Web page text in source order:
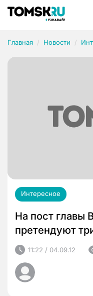
Главная Новости
Интересное
На пост главы
претендуют
11:22 / 04.09.12